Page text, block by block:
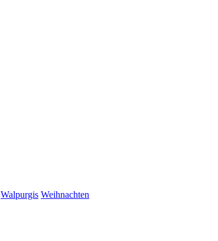
Walpurgis Weihnachten